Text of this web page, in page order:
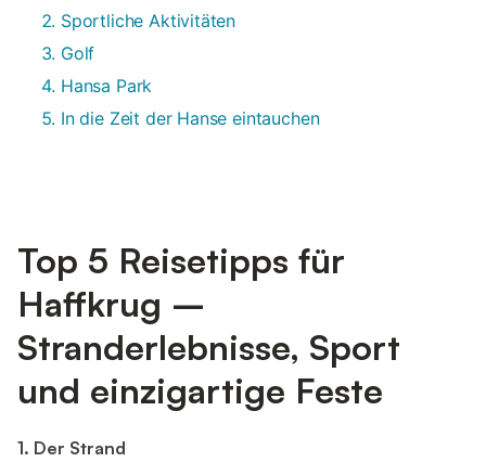
Sportliche Aktivitäten
Golf
Hansa Park
In die Zeit der Hanse eintauchen
Top 5 Reisetipps für
Haffkrug –
Stranderlebnisse, Sport
und einzigartige Feste
1. Der Strand